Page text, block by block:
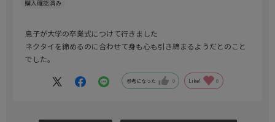
息子が大学の卒業式につけて行きました
ネクタイを締めるのに合わせて身も心も引き締まるようだとのこと
でした。
参考になった 0 Like! 0